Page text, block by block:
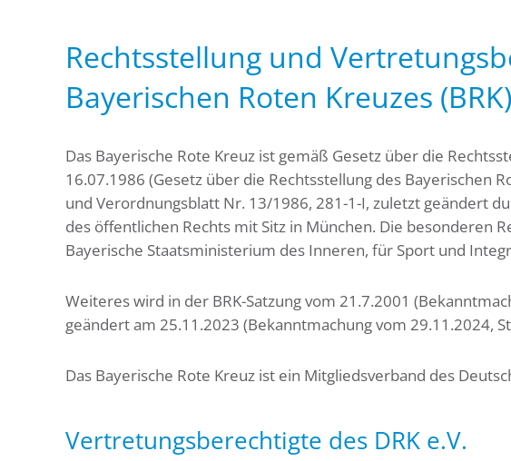
Rechtsstellung und
Bayerischen Roten Kreuzes (BRK)
Das Bayerische Rote Kreuz ist gemäß Gesetz über die
16.07.1986 (Gesetz über die Rechtsstellung des Bayerischen
und Verordnungsblatt Nr. 13/1986, 281-1-I, zuletzt geändert
des öffentlichen Rechts mit Sitz in München. Die besonderen
Bayerische Staatsministerium des Inneren, für Sport und
Weiteres wird in der BRK-Satzung vom 21.7.2001
geändert am 25.11.2023 (Bekanntmachung vom 29.11.2024,
Das Bayerische Rote Kreuz ist ein Mitgliedsverband des
Vertretungsberechtigte des DRK e.V.